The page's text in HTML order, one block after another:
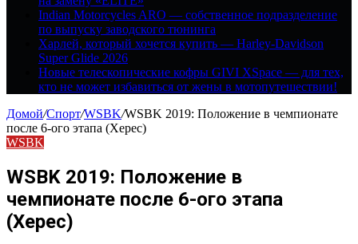
Indian Motorcycles ARO — собственное подразделение
по выпуску заводского тюнинга
Харлей, который хочется купить — Harley-Davidson
Super Glide 2026
Новые телескопические кофры GIVI XSpace — для тех,
кто не может избавиться от жены в мотопутешествии!
Домой/Спорт/WSBK/WSBK 2019: Положение в чемпионате
после 6-ого этапа (Херес)
WSBK
WSBK 2019: Положение в
чемпионате после 6-ого этапа
(Херес)